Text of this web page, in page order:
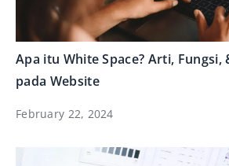
Apa itu White Space? Arti, Fungsi,
pada Website
February 22, 2024